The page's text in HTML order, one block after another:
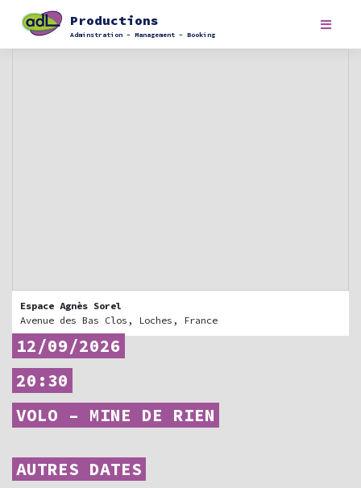
content
Productions
Adminstration – Management – Booking
Espace Agnès Sorel
Avenue des Bas Clos, Loches, France
12/09/2026
20:30
VOLO – MINE DE RIEN
AUTRES DATES